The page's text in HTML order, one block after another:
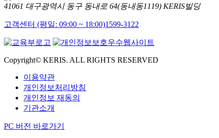
41061 대구광역시 동구 동내로 64(동내동1119) KERIS빌딩
고객센터 (평일: 09:00 ~ 18:00)1599-3122
Copyright© KERIS. ALL RIGHTS RESERVED
이용약관
개인정보처리방침
개인정보 재동의
기관소개
PC 버전 바로가기